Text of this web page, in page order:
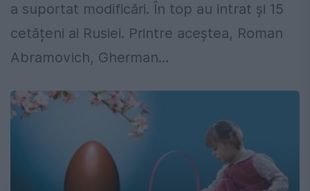
a suportat modificări. În top au intrat și 15
cetățeni ai Rusiei. Printre aceștea, Roman
Abramovich, Gherman...